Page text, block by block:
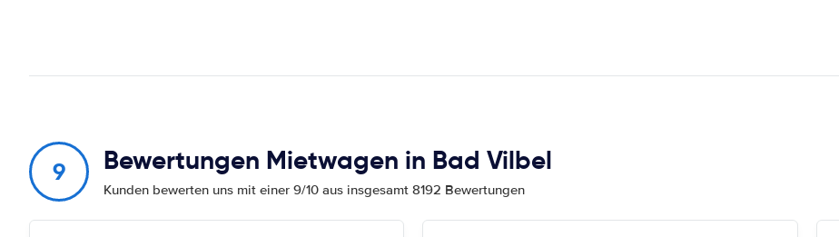
9 Bewertungen Mietwagen in Bad Vilbel
Kunden bewerten uns mit einer 9/10 aus insgesamt 8192 Bewertungen